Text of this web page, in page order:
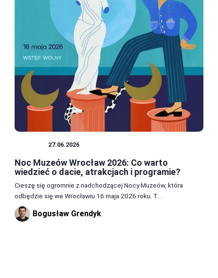
27.06.2026
Noc Muzeów Wrocław 2026: Co warto
wiedzieć o dacie, atrakcjach i programie?
Cieszę się ogromnie z nadchodzącej Nocy Muzeów, która
odbędzie się we Wrocławiu 16 maja 2026 roku. T...
Bogusław Grendyk